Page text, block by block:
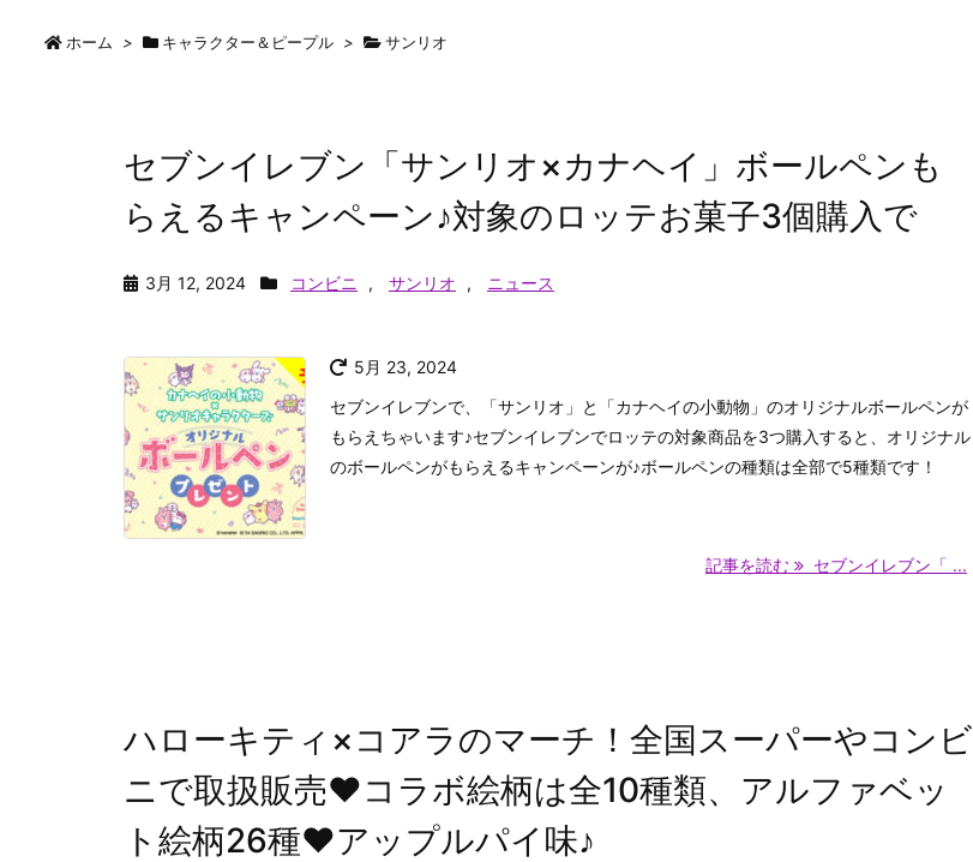
ホーム > キャラクター＆ピープル > サンリオ
セブンイレブン「サンリオ×カナヘイ」ボールペンも
らえるキャンペーン♪対象のロッテお菓子3個購入で
3月 12, 2024 コンビニ , サンリオ , ニュース
5月 23, 2024
セブンイレブンで、「サンリオ」と「カナヘイの小動物」のオリジナルボールペンが
もらえちゃいます♪セブンイレブンでロッテの対象商品を3つ購入すると、オリジナル
のボールペンがもらえるキャンペーンが♪ボールペンの種類は全部で5種類です！
記事を読む セブンイレブン「 ...
ハローキティ×コアラのマーチ！全国スーパーやコンビ
ニで取扱販売♥コラボ絵柄は全10種類、アルファベッ
ト絵柄26種♥アップルパイ味♪